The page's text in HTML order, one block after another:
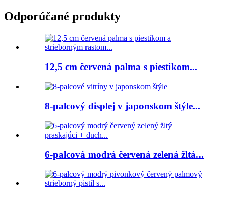
Odporúčané produkty
12,5 cm červená palma s piestikom...
8-palcový displej v japonskom štýle...
6-palcová modrá červená zelená žltá...